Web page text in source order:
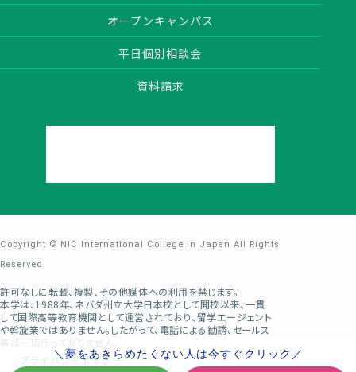
オープンキャンパス
平日個別相談会
資料請求
Copyright © NIC International College in Japan All Rights
Reserved.
許可なしに転載、複製、その他媒体への利用を禁じます。
本学は、1988年、ネバダ州立大学日本校として開校以来、一貫
して国際高等教育機関として運営されており、留学エージェント
や斡旋業ではありません。したがって、電話による勧誘、セールス
等は一切行っておりません。
プライバシーポリシー
＼夢をあきらめたくない人は今すぐクリック／